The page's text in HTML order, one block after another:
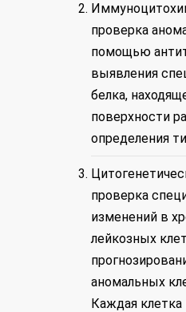
проверка
помощью
выявления
белка,
поверхности
определения
проверка
изменений в
лейкозных
аномальных
Каждая клетка